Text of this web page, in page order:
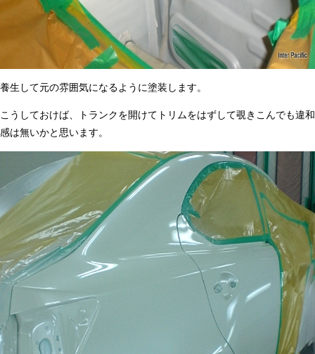
養生して元の雰囲気になるように塗装します。
こうしておけば、トランクを開けてトリムをはずして覗きこんでも違和
感は無いかと思います。